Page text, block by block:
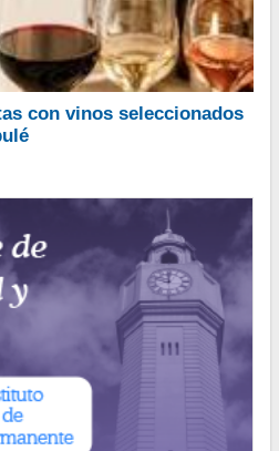
el jueves 13 de agosto a partir
Terry 300 de la Ciudad Autónoma
con vinos seleccionados